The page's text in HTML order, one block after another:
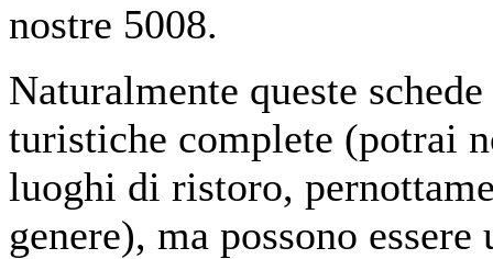
nostre 5008.
Naturalmente queste
turistiche complete (potrai
luoghi di ristoro,
genere), ma possono